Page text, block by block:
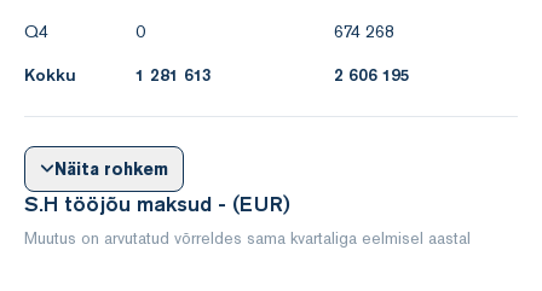
Q4
0
674 268
Kokku
1 281 613 2 606 195
Näita rohkem
S.H tööjõu maksud - (EUR)
Muutus on arvutatud võrreldes sama kvartaliga eelmisel aastal